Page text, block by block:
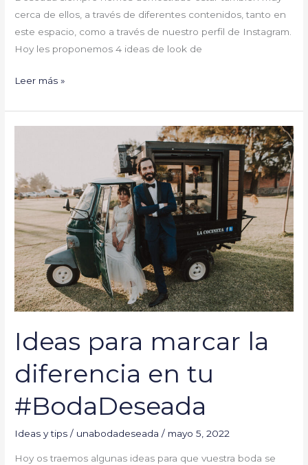
cerca de ellos, a través de diferentes contenidos, tanto en
este espacio, como a través de nuestro perfil de Instagram.
Hoy les proponemos 4 ideas de look de
Leer más »
Ideas para marcar la
diferencia en tu
#BodaDeseada
Ideas y tips / unabodadeseada/ mayo 5, 2022
Hoy os traemos algunas ideas para que vuestra boda se
la
diferencia
en
tu
#BodaDeseada